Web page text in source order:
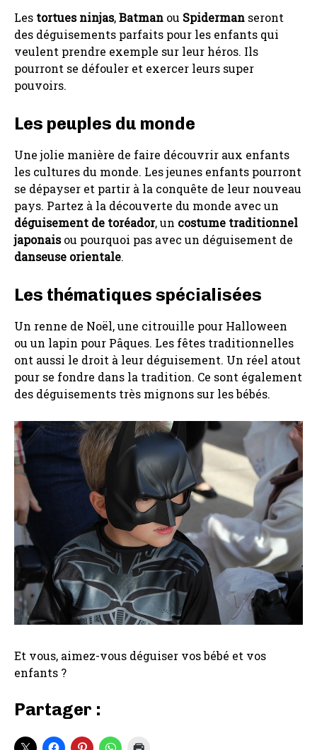
Les tortues ninjas,Batman ou Spiderman seront
des déguisements parfaits pour les enfants qui
veulent prendre exemple sur leur héros. Ils
pourront se défouler et exercer leurs super
pouvoirs.
Les peuples du monde
Une jolie manière de faire découvrir aux enfants
les cultures du monde. Les jeunes enfants pourront
se dépayser et partir à la conquête de leur nouveau
pays. Partez à la découverte du monde avec un
déguisement de toréador, un costume traditionnel
japonaisou pourquoi pas avec un déguisement de
danseuse orientale.
Les thématiques spécialisées
Un renne de Noël, une citrouille pour Halloween
ou un lapin pour Pâques. Les fêtes traditionnelles
ont aussi le droit à leur déguisement. Un réel atout
pour se fondre dans la tradition. Ce sont également
des déguisements très mignons sur les bébés.
Et vous, aimez-vous déguiser vos bébé et vos
enfants ?
Partager :